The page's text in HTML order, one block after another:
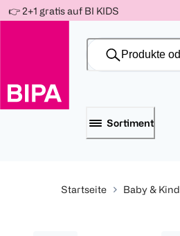
-10%
Für
150 Ös
-15%
Für
300 Ös
-20%
Für
500 Ös
Weiter
zum
👉 2+1 gratis auf BI KIDS
Sortiment
Startseite Baby & Kind